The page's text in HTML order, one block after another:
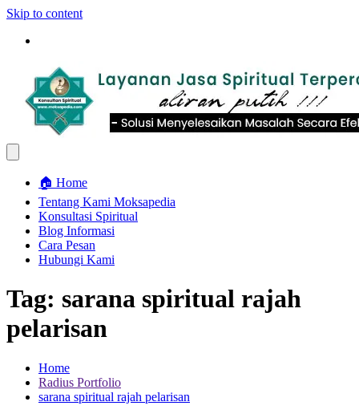
Skip to content
🏠 Home
Tentang Kami Moksapedia
Konsultasi Spiritual
Blog Informasi
Cara Pesan
Hubungi Kami
Tag: sarana spiritual rajah
pelarisan
Home
Radius Portfolio
sarana spiritual rajah pelarisan